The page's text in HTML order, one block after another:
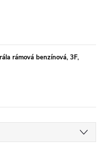
rámová benzínová, 3F,